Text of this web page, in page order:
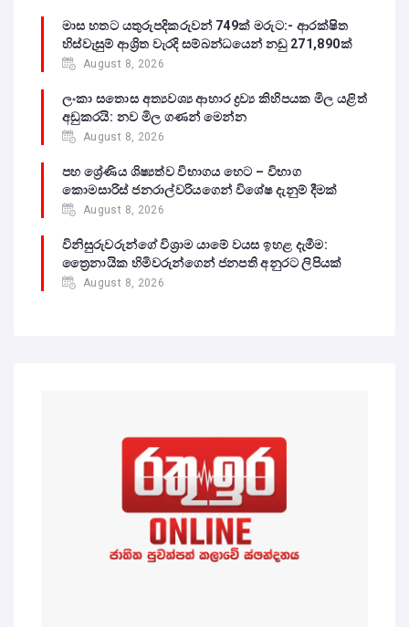
මාස හතට යතුරුපදිකරුවන් 749ක් මරුට:- ආරක්ෂිත
හිස්වැසුම් ආශ්‍රිත වැරදි සම්බන්ධයෙන් නඩු 271,890ක්
August 8, 2026
ලංකා සතොස අත්‍යවශ්‍ය ආහාර ද්‍රව්‍ය කිහිපයක මිල යළිත්
අඩුකරයි: නව මිල ගණන් මෙන්න
August 8, 2026
පහ ශ්‍රේණිය ශිෂ්‍යත්ව විභාගය හෙට – විභාග
කොමසාරිස් ජනරාල්වරියගෙන් විශේෂ දැනුම් දීමක්
August 8, 2026
විනිසුරුවරුන්ගේ විශ්‍රාම යාමේ වයස ඉහළ දැමීම:
ත්‍රෛනායික හිමිවරුන්ගෙන් ජනපති අනුරට ලිපියක්
August 8, 2026